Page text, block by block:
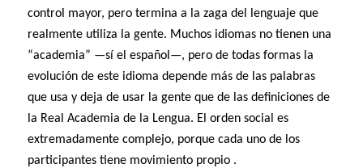
control mayor, pero termina a la zaga del lenguaje que
realmente utiliza la gente. Muchos idiomas no tienen una
“academia” —sí el español—, pero de todas formas la
evolución de este idioma depende más de las palabras
que usa y deja de usar la gente que de las definiciones de
la Real Academia de la Lengua. El orden social es
extremadamente complejo, porque cada uno de los
participantes tiene movimiento propio .